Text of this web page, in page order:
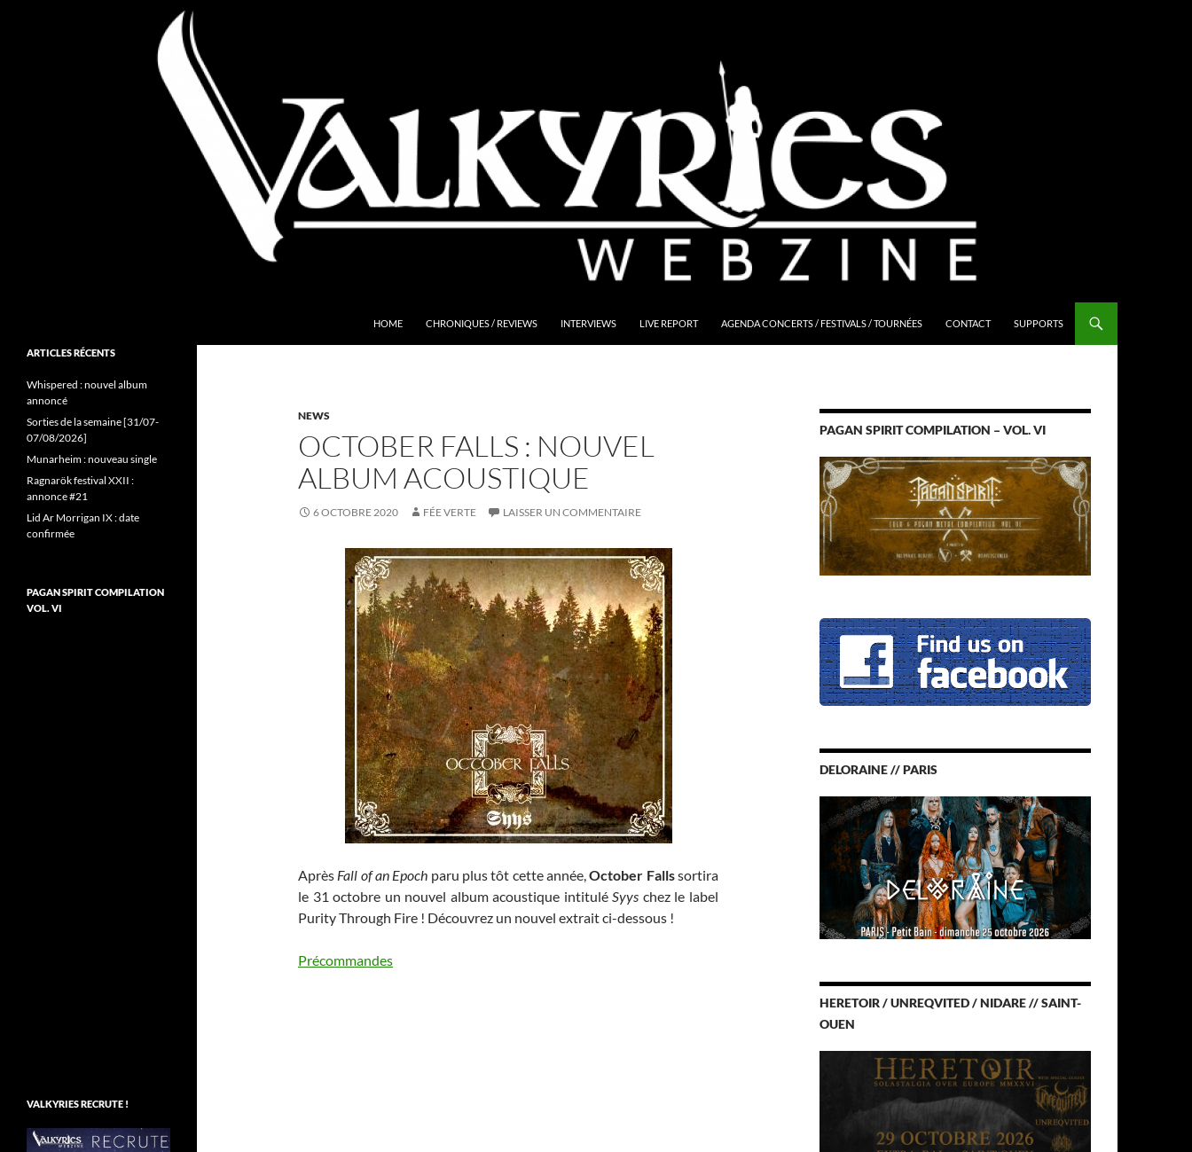
HOME CHRONIQUES / REVIEWS INTERVIEWS LIVE REPORT AGENDA CONCERTS / FESTIVALS / TOURNÉES CONTACT SUPPORTS
NEWS
OCTOBER FALLS : NOUVEL
ALBUM ACOUSTIQUE
6 OCTOBRE 2020 FÉE VERTE LAISSER UN COMMENTAIRE
Après Fall of an Epoch paru plus tôt cette année,October Fallssortira
le 31 octobre un nouvel album acoustique intituléSyys chez le label
Purity Through Fire ! Découvrez un nouvel extrait ci-dessous !
Précommandes
PAGAN SPIRIT COMPILATION – VOL. VI
DELORAINE // PARIS
HERETOIR / UNREQVITED / NIDARE // SAINT-
OUEN
Folk Pagan Webzine
ARTICLES RÉCENTS
Whispered : nouvel album
annoncé
Sorties de la semaine [31/07-
07/08/2026]
Munarheim : nouveau single
Ragnarök festival XXII :
annonce #21
Lid Ar Morrigan IX : date
confirmée
PAGAN SPIRIT COMPILATION
VOL. VI
VALKYRIES RECRUTE !